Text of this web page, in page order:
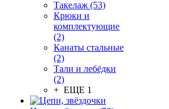
Такелаж (53)
Крюки и
комплектующие
(2)
Канаты стальные
(2)
Тали и лебёдки
(2)
+ ЕЩЕ 1